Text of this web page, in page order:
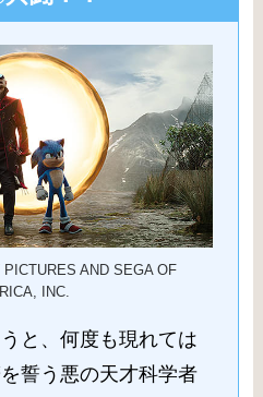
AND SEGA OF
INC.
と、何度も現れては
誓う悪の天才科学者